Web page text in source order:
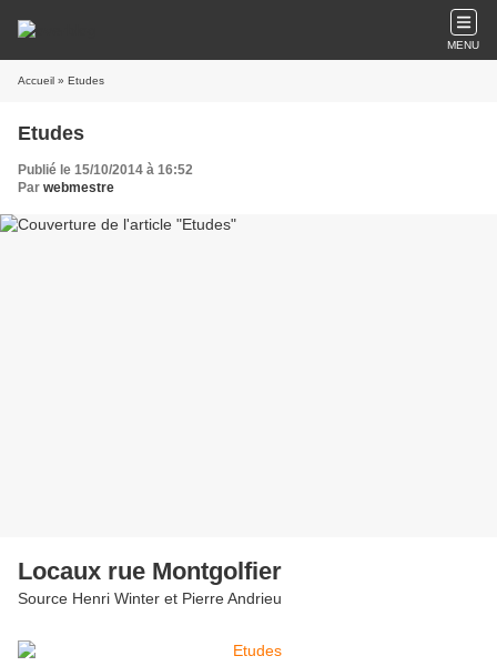
MENU
Accueil » Etudes
Etudes
Publié le 15/10/2014 à 16:52
Par webmestre
Locaux rue Montgolfier
Source Henri Winter et Pierre Andrieu